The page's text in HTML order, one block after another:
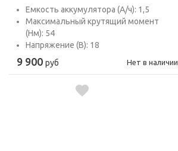
Емкость аккумулятора (А/ч): 1,5
Максимальный крутящий момент
(Нм): 54
Напряжение (В): 18
9 900 руб Нет в наличии